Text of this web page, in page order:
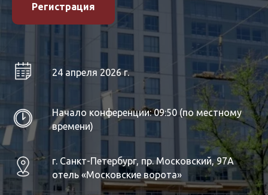
Регистрация
24 апреля 2026 г.
Начало конференции: 09:50 (по местному
времени)
г. Санкт-Петербург, пр. Московский, 97А
отель «Московские ворота»